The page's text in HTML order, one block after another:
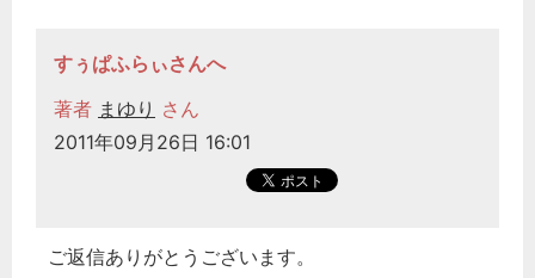
すぅぱふらぃさんへ
著者 まゆり さん
2011年09月26日 16:01
ご返信ありがとうございます。